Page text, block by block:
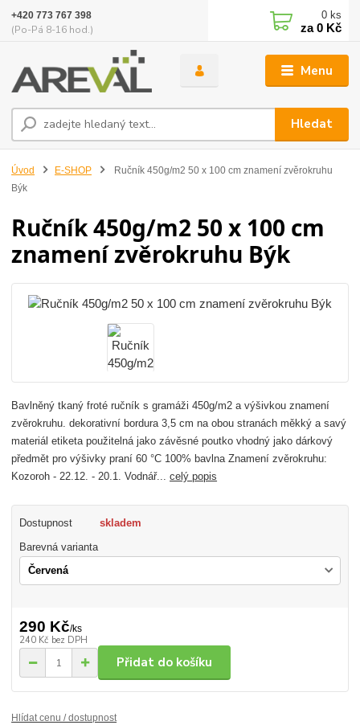
Menu
Hledat
+420 773 767 398
(Po-Pá 8-16 hod.)
0 ks
za0 Kč
Úvod E-SHOP
Ručník 450g/m2 50 x 100 cm znamení zvěrokruhu
Býk
Ručník 450g/m2 50 x 100 cm
znamení zvěrokruhu Býk
Bavlněný tkaný froté ručník s gramáži 450g/m2 a výšivkou znamení
zvěrokruhu. dekorativní bordura 3,5 cm na obou stranách měkký a savý
materiál etiketa použitelná jako závěsné poutko vhodný jako dárkový
předmět pro výšivky praní 60 °C 100% bavlna Znamení zvěrokruhu:
Kozoroh - 22.12. - 20.1. Vodnář...celý popis
Dostupnost skladem
Barevná varianta
290 Kč/ks
240 Kč bez DPH
Přidat do košíku
Hlídat cenu / dostupnost